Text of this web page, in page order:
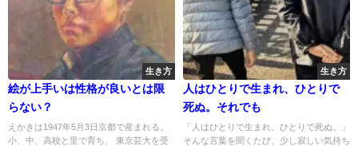
生き方
絵が上手いは性格が良いとは限
らない？
えかきは1947年5月3日京都で産まれる。
小、中、高校と里で育ち、 東京芸大を受
生き方
人はひとりで生まれ、ひとりで
死ぬ。それでも
「人はひとりで生まれ、ひとりで死ぬ。」
そんな言葉を聞くたび、少し寂しい気持ち